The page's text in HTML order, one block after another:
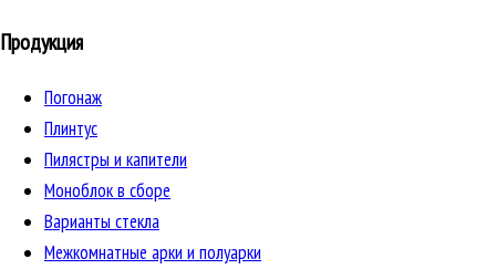
Продукция
Погонаж
Плинтус
Пилястры и капители
Моноблок в сборе
Варианты стекла
Межкомнатные арки и полуарки